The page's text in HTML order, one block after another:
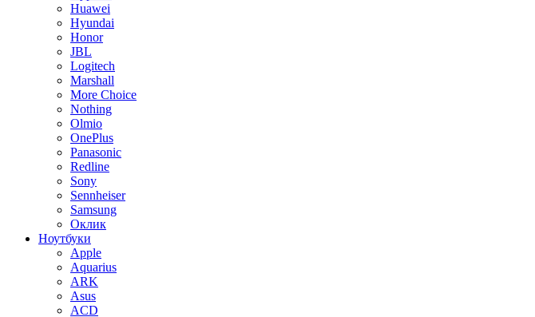
Huawei
Hyundai
Honor
JBL
Logitech
Marshall
More Choice
Nothing
Olmio
OnePlus
Panasonic
Redline
Sony
Sennheiser
Samsung
Оклик
Ноутбуки
Apple
Aquarius
ARK
Asus
ACD